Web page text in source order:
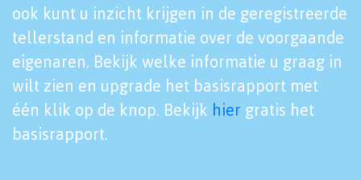
ook kunt u inzicht krijgen in de geregistreerde
tellerstand en informatie over de voorgaande
eigenaren. Bekijk welke informatie u graag in
wilt zien en upgrade het basisrapport met
één klik op de knop. Bekijk hier gratis het
basisrapport.